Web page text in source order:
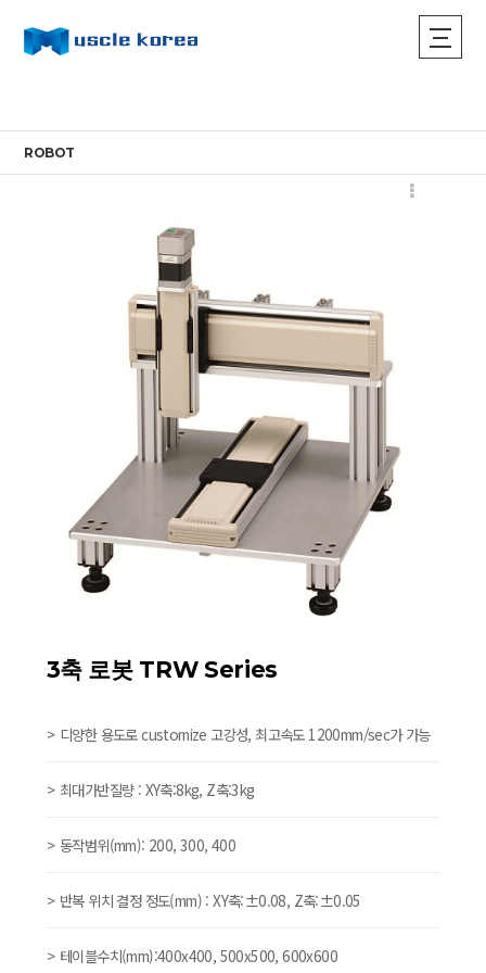
ROBOT
3축 로봇 TRW Series
디양한 용도로 customize 고강성, 최고속도 1200mm/sec가 가능
최대가반질량 : XY축:8kg, Z축:3kg
동작범위(mm): 200, 300, 400
반복 위치 결정 정도(mm) : XY축:±0.08, Z축:±0.05
테이블수치(mm):400x400, 500x500, 600x600